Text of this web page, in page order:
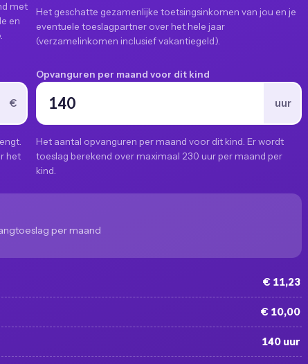
met
en
Het geschatte gezamenlijke toetsingsinkomen van jou en je
eventuele toeslagpartner over het hele jaar
(verzamelinkomen inclusief vakantiegeld).
€
het
Opvanguren per maand voor dit kind
uur
Het aantal opvanguren per maand voor dit kind. Er wordt
toeslag berekend over maximaal 230 uur per maand per
kind.
per maand
€ 11,23
€ 10,00
140 uur